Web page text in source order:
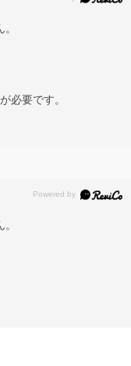
が必要です。